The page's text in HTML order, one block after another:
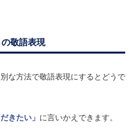
の敬語表現
別な方法で敬語表現にするとどうで
きたい」 に言いかえできます。